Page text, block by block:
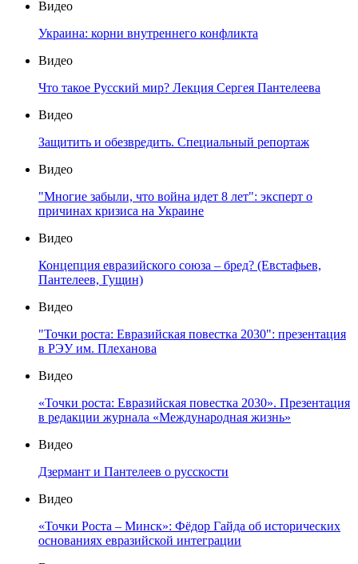
Видео
Украина: корни внутреннего конфликта
Видео
Что такое Русский мир? Лекция Сергея Пантелеева
Видео
Защитить и обезвредить. Специальный репортаж
Видео
"Многие забыли, что война идет 8 лет": эксперт о
причинах кризиса на Украине
Видео
Концепция евразийского союза – бред? (Евстафьев,
Пантелеев, Гущин)
Видео
"Точки роста: Евразийская повестка 2030": презентация
в РЭУ им. Плеханова
Видео
«Точки роста: Евразийская повестка 2030». Презентация
в редакции журнала «Международная жизнь»
Видео
Дзермант и Пантелеев о русскости
Видео
«Точки Роста – Минск»: Фёдор Гайда об исторических
основаниях евразийской интеграции